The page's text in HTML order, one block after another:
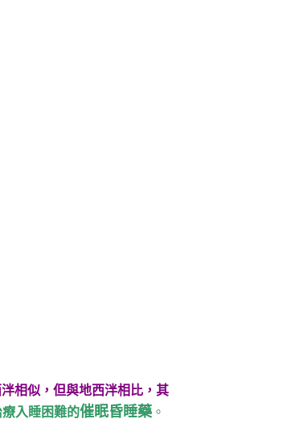
相似，但與地西泮相比，其
入睡困難的催眠昏睡藥 。